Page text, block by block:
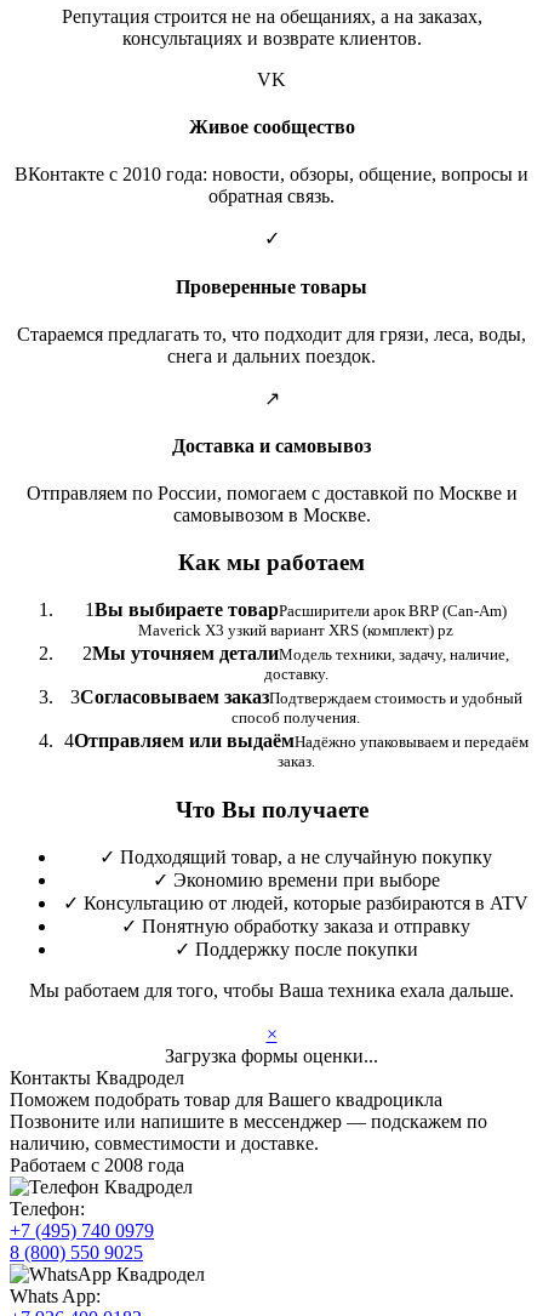
Репутация строится не на обещаниях, а на заказах,
консультациях и возврате клиентов.
VK
Живое сообщество
ВКонтакте с 2010 года: новости, обзоры, общение, вопросы и
обратная связь.
✓
Проверенные товары
Стараемся предлагать то, что подходит для грязи, леса, воды,
снега и дальних поездок.
↗
Доставка и самовывоз
Отправляем по России, помогаем с доставкой по Москве и
самовывозом в Москве.
Как мы работаем
1Вы выбираете товарРасширители арок BRP (Can-Am)
Maverick X3 узкий вариант XRS (комплект) pz
2Мы уточняем деталиМодель техники, задачу, наличие,
доставку.
3Согласовываем заказПодтверждаем стоимость и удобный
способ получения.
4Отправляем или выдаёмНадёжно упаковываем и передаём
заказ.
Что Вы получаете
✓ Подходящий товар, а не случайную покупку
✓ Экономию времени при выборе
✓ Консультацию от людей, которые разбираются в ATV
✓ Понятную обработку заказа и отправку
✓ Поддержку после покупки
Мы работаем для того, чтобы Ваша техника ехала дальше.
×
Загрузка формы оценки...
Контакты Квадродел
Поможем подобрать товар для Вашего квадроцикла
Позвоните или напишите в мессенджер — подскажем по
наличию, совместимости и доставке.
Работаем с 2008 года
Телефон:
+7 (495) 740 0979
8 (800) 550 9025
Whats App: